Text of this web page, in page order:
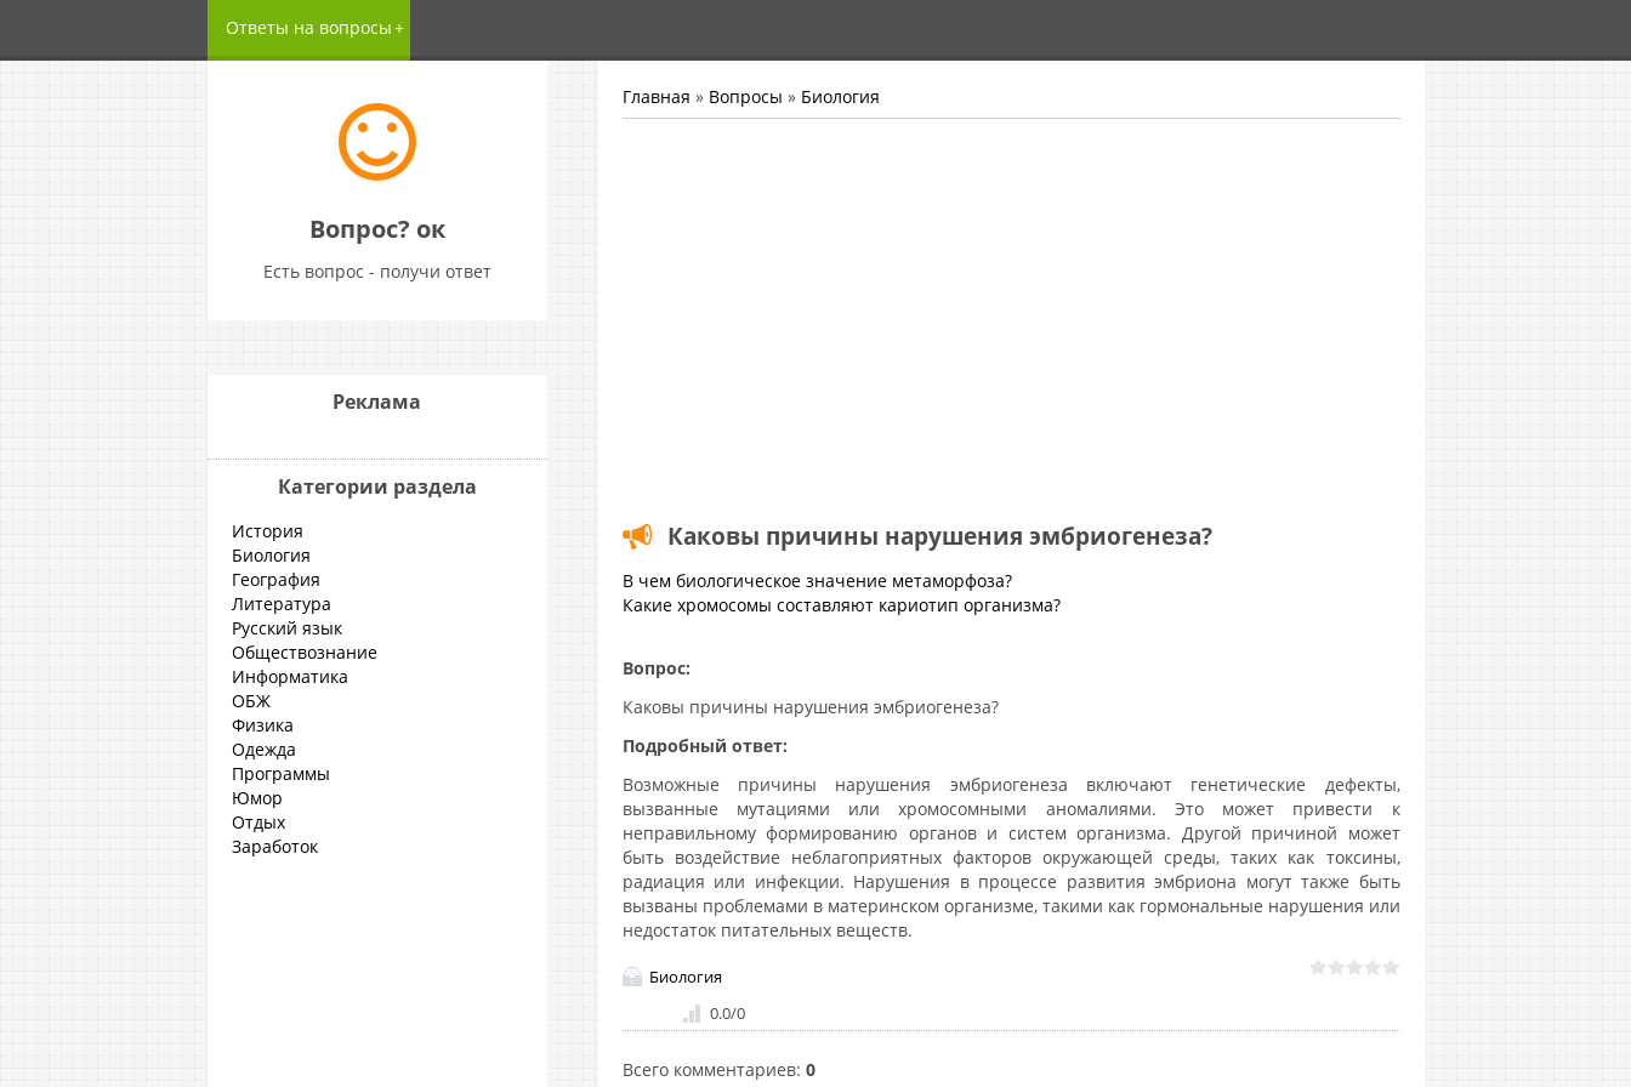
Ответы на вопросы
Вопрос? ок
Есть вопрос - получи ответ
Главная » Вопросы » Биология
Каковы причины нарушения эмбриогенеза?
В чем биологическое значение метаморфоза?
Какие хромосомы составляют кариотип организма?
Вопрос:
Каковы причины нарушения эмбриогенеза?
Подробный ответ:
Возможные причины нарушения эмбриогенеза включают генетические дефекты,
вызванные мутациями или хромосомными аномалиями. Это может привести к
неправильному формированию органов и систем организма. Другой причиной может
быть воздействие неблагоприятных факторов окружающей среды, таких как токсины,
радиация или инфекции. Нарушения в процессе развития эмбриона могут также быть
вызваны проблемами в материнском организме, такими как гормональные нарушения или
недостаток питательных веществ.
Биология
0.0/0
Всего комментариев: 0
Реклама
Категории раздела
История
Биология
География
Литература
Русский язык
Обществознание
Информатика
ОБЖ
Физика
Одежда
Программы
Юмор
Отдых
Заработок